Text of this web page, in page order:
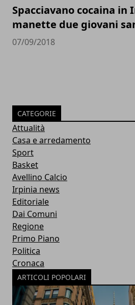
Spacciavano cocaina in
manette due giovani
07/09/2018
CATEGORIE
Attualità
Casa e arredamento
Sport
Basket
Avellino Calcio
Irpinia news
Editoriale
Dai Comuni
Regione
Primo Piano
Politica
Cronaca
ARTICOLI POPOLARI